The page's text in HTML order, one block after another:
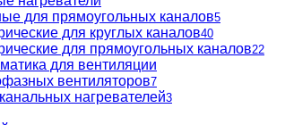
для прямоугольных каналов5
для круглых каналов40
для прямоугольных каналов22
для вентиляции
вентиляторов7
нагревателей3